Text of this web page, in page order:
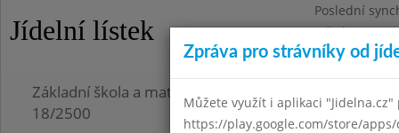
Jídelní lístek
Poslední
Středa
Omezení
Základní škola a mateřská škola Chmelnice, Praha 3,
18/2500
Zpráva pro strávníky od
Můžete využít i aplikaci
https://play.google.com/store/